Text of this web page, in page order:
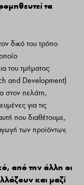
τα
δικό του τρόπο
του τμήματος
and Development)
στον πελάτη,
για τις
που διαθέτουμε,
των προϊόντων,
από την άλλη οι
και μαζί